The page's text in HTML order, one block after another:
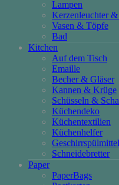
Lampen
Kerzenleuchter
Vasen & Töpfe
Bad
Kitchen
Auf dem Tisch
Emaille
Becher & Gläser
Kannen & Krüge
Schüsseln &
Küchendeko
Küchentextilien
Küchenhelfer
Geschirrspülmittel
Schneidebretter
Paper
PaperBags